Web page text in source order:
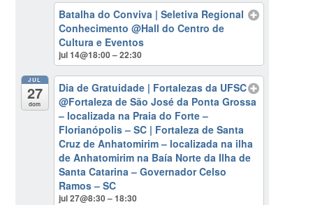
Batalha do Conviva | Seletiva Regional
Conhecimento@Hall do Centro de
Cultura e Eventos
jul 14@18:00 – 22:30
JUL
27
dom
Dia de Gratuidade | Fortalezas da UFSC
@Fortaleza de São José da Ponta Grossa
– localizada na Praia do Forte –
Florianópolis – SC | Fortaleza de Santa
Cruz de Anhatomirim – localizada na ilha
de Anhatomirim na Baía Norte da Ilha de
Santa Catarina – Governador Celso
Ramos – SC
jul 27@8:30 – 18:30